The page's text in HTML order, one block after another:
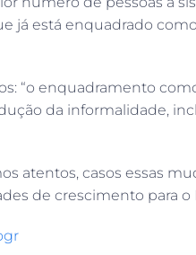
já está enquadrado
“o enquadramento
da informalidade,
atentos, casos essas
de crescimento para o